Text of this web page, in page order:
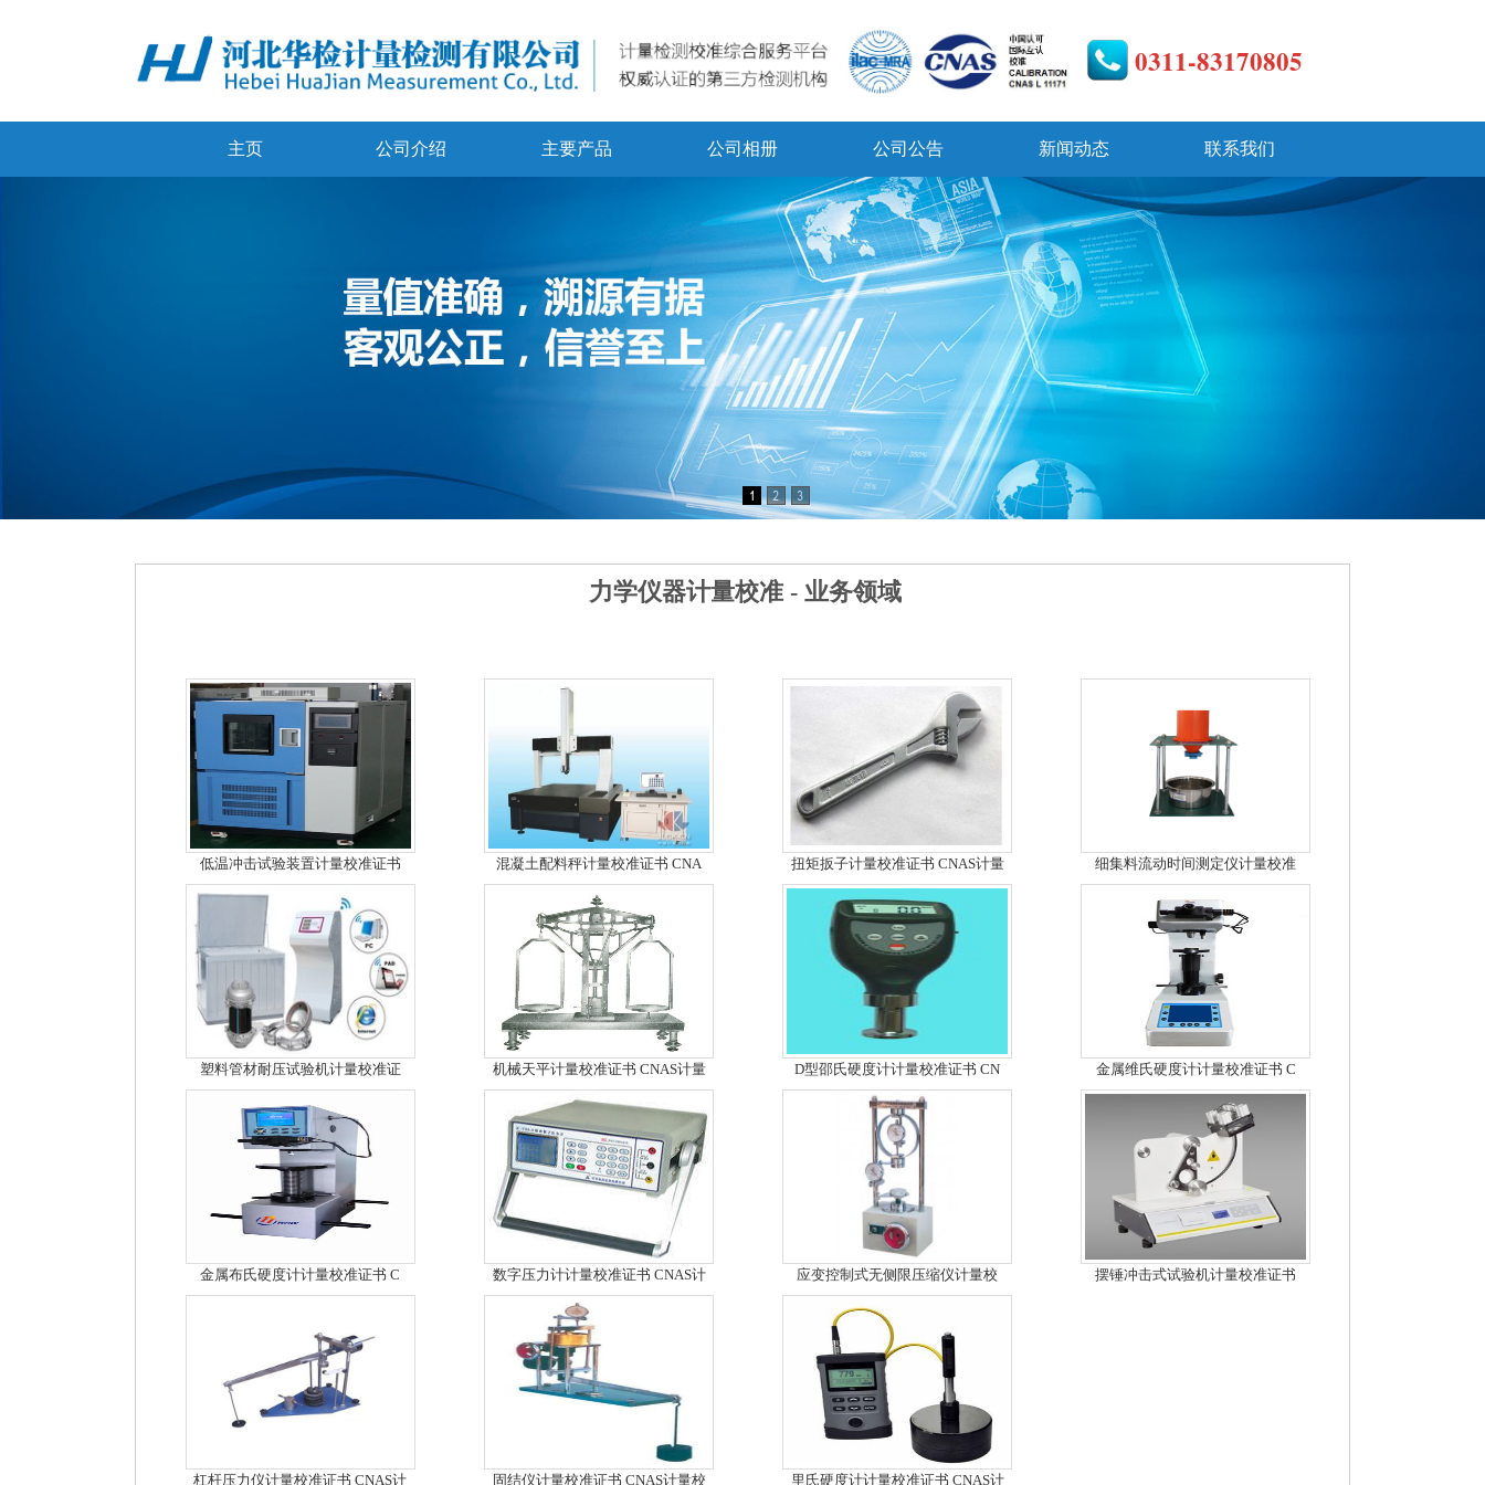
0311-83170805
主页 公司介绍 主要产品 公司相册 公司公告 新闻动态 联系我们
力学仪器计量校准 - 业务领域
低温冲击试验装置计量校准证书 混凝土配料秤计量校准证书 CNA 扭矩扳子计量校准证书 CNAS计量 细集料流动时间测定仪计量校准
塑料管材耐压试验机计量校准证 机械天平计量校准证书 CNAS计量 D型邵氏硬度计计量校准证书 CN 金属维氏硬度计计量校准证书 C
金属布氏硬度计计量校准证书 C 数字压力计计量校准证书 CNAS计 应变控制式无侧限压缩仪计量校 摆锤冲击式试验机计量校准证书
杠杆压力仪计量校准证书 CNAS计 固结仪计量校准证书 CNAS计量校 里氏硬度计计量校准证书 CNAS计